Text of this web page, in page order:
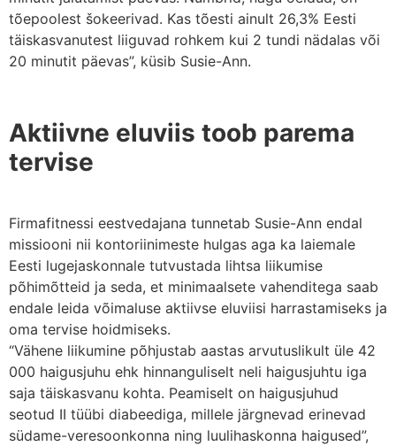
tõepoolest šokeerivad. Kas tõesti ainult 26,3% Eesti
täiskasvanutest liiguvad rohkem kui 2 tundi nädalas või
20 minutit päevas”, küsib Susie-Ann.
Aktiivne eluviis toob parema
tervise
Firmafitnessi eestvedajana tunnetab Susie-Ann endal
missiooni nii kontoriinimeste hulgas aga ka laiemale
Eesti lugejaskonnale tutvustada lihtsa liikumise
põhimõtteid ja seda, et minimaalsete vahenditega saab
endale leida võimaluse aktiivse eluviisi harrastamiseks ja
oma tervise hoidmiseks.
“Vähene liikumine põhjustab aastas arvutuslikult üle 42
000 haigusjuhu ehk hinnanguliselt neli haigusjuhtu iga
saja täiskasvanu kohta. Peamiselt on haigusjuhud
seotud II tüübi diabeediga, millele järgnevad erinevad
südame-veresoonkonna ning luulihaskonna haigused”,